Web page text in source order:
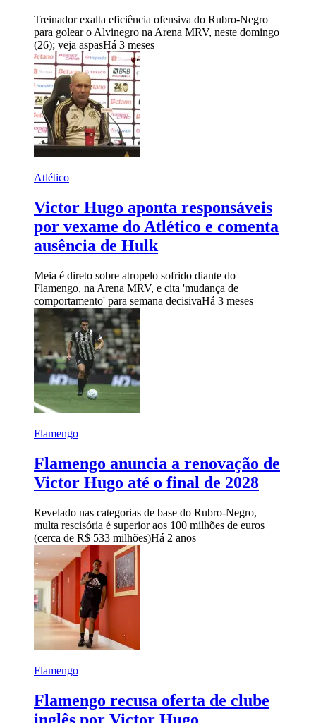
Treinador exalta eficiência ofensiva do Rubro-Negro
para golear o Alvinegro na Arena MRV, neste domingo
(26); veja aspasHá 3 meses
Atlético
Victor Hugo aponta responsáveis
por vexame do Atlético e comenta
ausência de Hulk
Meia é direto sobre atropelo sofrido diante do
Flamengo, na Arena MRV, e cita 'mudança de
comportamento' para semana decisivaHá 3 meses
Flamengo
Flamengo anuncia a renovação de
Victor Hugo até o final de 2028
Revelado nas categorias de base do Rubro-Negro,
multa rescisória é superior aos 100 milhões de euros
(cerca de R$ 533 milhões)Há 2 anos
Flamengo
Flamengo recusa oferta de clube
inglês por Victor Hugo